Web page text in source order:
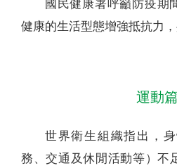
國民健康署呼籲防疫期
健康的生活型態增強抵抗力，
運動篇
世界衛生組織指出，
務、交通及休閒活動等）不